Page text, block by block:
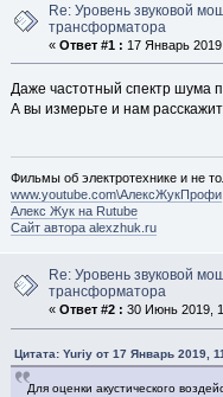
Re: Уровень звуковой
трансформатора
« Ответ #1 : 17 Январь
Даже частотный спектр шума
А вы измерьте и нам
Фильмы об электротехнике и не
www.youtube.com\АлексЖукПрофи
Алекс Жук на Rutube
Сайт автора alexzhuk.ru
Re: Уровень звуковой
трансформатора
« Ответ #2 : 30 Июнь 2019,
Цитата: Yuriy от 17 Январь 2019,
Для оценки акустического